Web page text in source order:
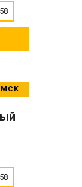
58
МСК
58